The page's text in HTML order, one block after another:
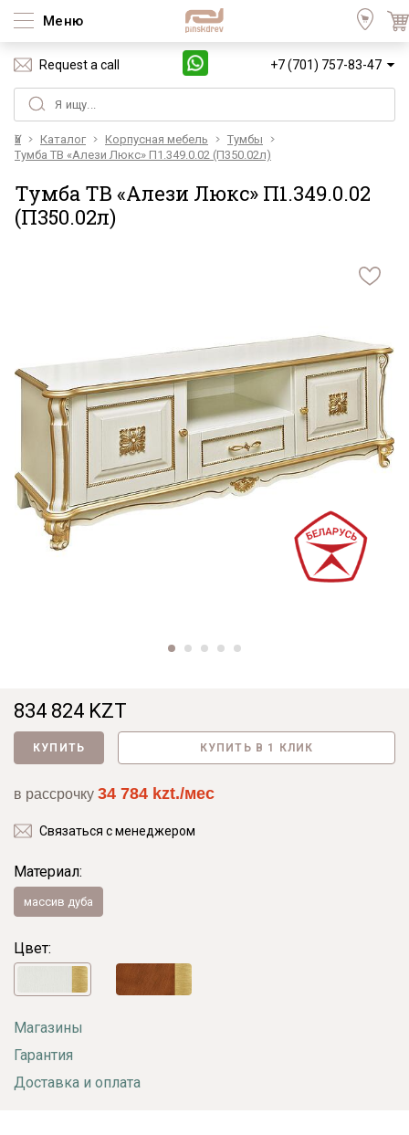
Меню
Request a call +7 (701) 757-83-47
Үй Каталог Корпусная мебель
Тумбы
Тумба ТВ «Алези Люкс» П1.349.0.02 (П350.02л)
Тумба ТВ «Алези Люкс» П1.349.0.02
(П350.02л)
834 824 KZT
КУПИТЬ КУПИТЬ В 1 КЛИК
в рассрочку 34 784 kzt./мес
Связаться с менеджером
Материал:
массив дуба
Цвет:
Магазины
Гарантия
Доставка и оплата